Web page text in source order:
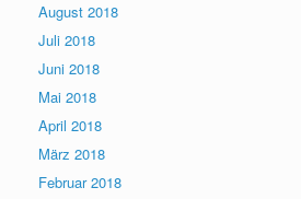
August 2018
Juli 2018
Juni 2018
Mai 2018
April 2018
März 2018
Februar 2018